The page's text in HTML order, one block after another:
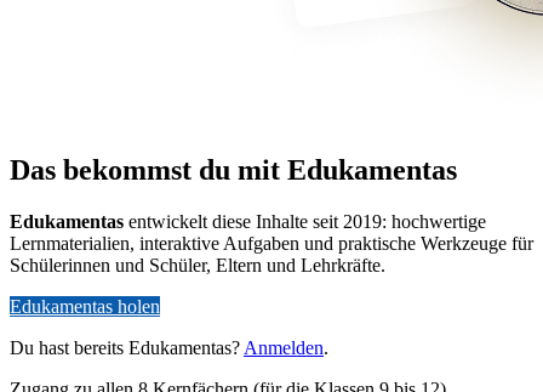
Das bekommst du mit Edukamentas
Edukamentas entwickelt diese Inhalte seit 2019: hochwertige
Lernmaterialien, interaktive Aufgaben und praktische Werkzeuge für
Schülerinnen und Schüler, Eltern und Lehrkräfte.
Edukamentas holen
Du hast bereits Edukamentas? Anmelden.